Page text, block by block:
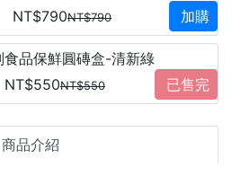
NT$790NT$790 加購
食品保鮮圓磚盒-清新綠
NT$550NT$550 已售完
商品介紹